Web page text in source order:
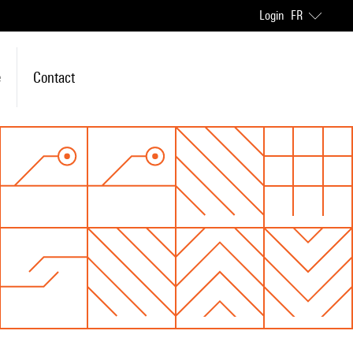
Login FR
Contact